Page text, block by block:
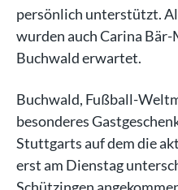
persönlich unterstützt.
wurden auch Carina
Buchwald erwartet.
Buchwald, Fußball-
besonderes
Stuttgarts auf dem die
erst am Dienstag
Schützingen